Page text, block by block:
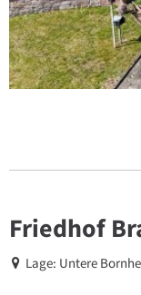
Friedhof
Lage: Untere